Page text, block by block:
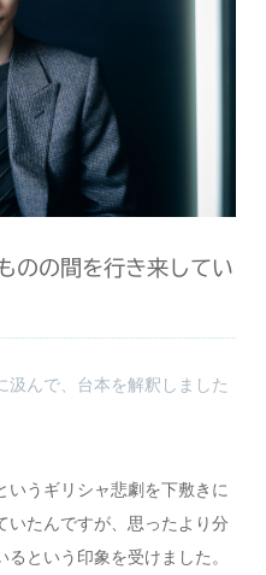
のの間を行き来してい
んで、台本を解釈しました
うギリシャ悲劇を下敷きに
いたんですが、思ったより分
という印象を受けました。